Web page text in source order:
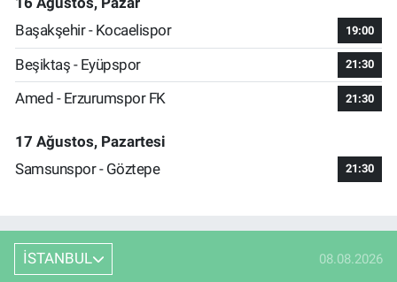
Başakşehir - Kocaelispor
19:00
Beşiktaş - Eyüpspor 21:30
Amed - Erzurumspor FK 21:30
17 Ağustos, Pazartesi
Samsunspor - Göztepe
21:30
İSTANBUL 08.08.2026